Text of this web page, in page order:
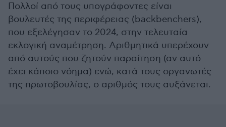
Πολλοί από τους υπογράφοντες είναι
βουλευτές της περιφέρειας (backbenchers),
που εξελέγησαν το 2024, στην τελευταία
εκλογική αναμέτρηση. Αριθμητικά υπερέχουν
από αυτούς που ζητούν παραίτηση (αν αυτό
έχει κάποιο νόημα) ενώ, κατά τους οργανωτές
της πρωτοβουλίας, ο αριθμός τους αυξάνεται.